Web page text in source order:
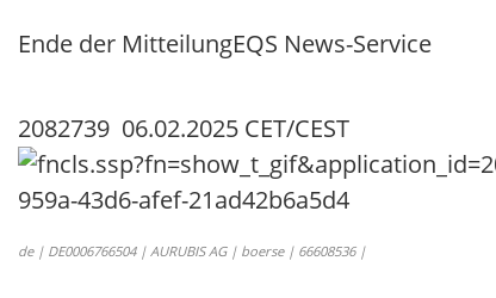
Ende der MitteilungEQS News-Service
2082739 06.02.2025 CET/CEST
de | DE0006766504 | AURUBIS AG | boerse | 66608536 |